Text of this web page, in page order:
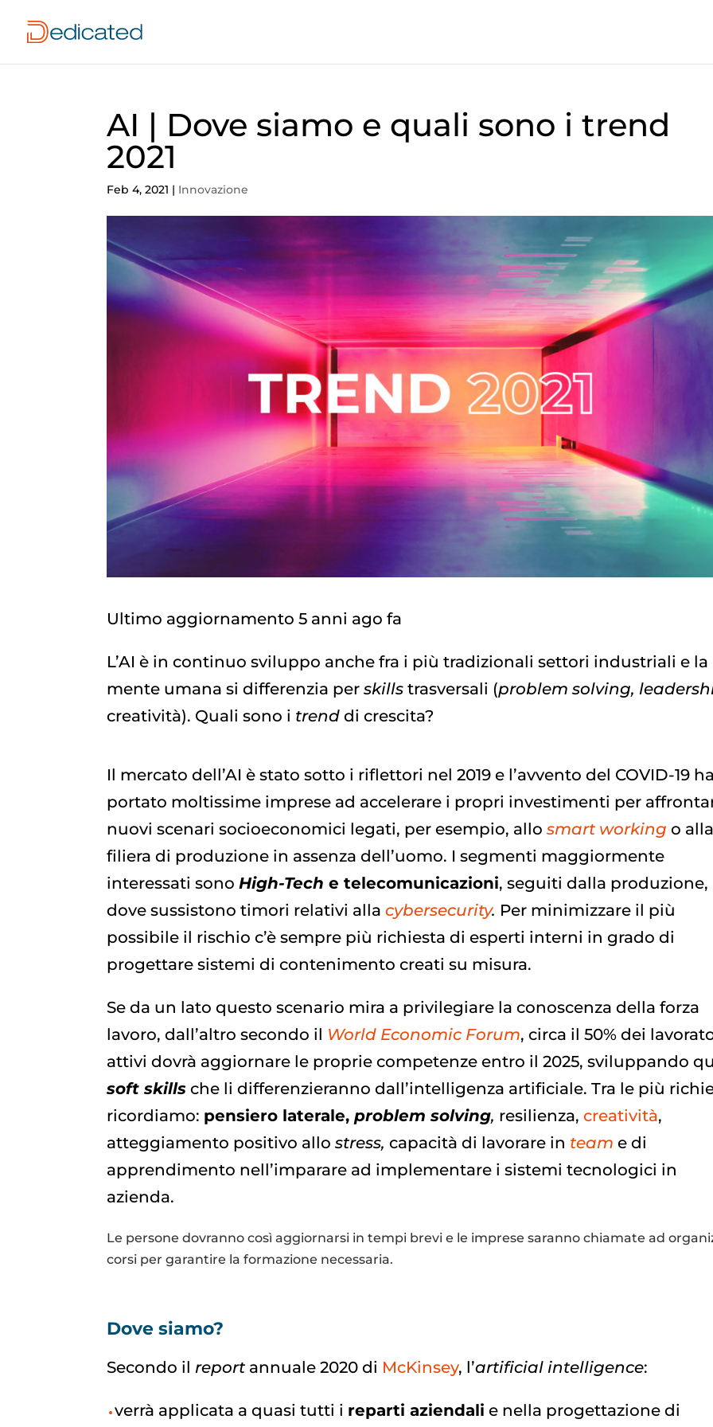
AI | Dove siamo e quali sono i trend
2021
Feb 4, 2021 | Innovazione
Ultimo aggiornamento 5 anni ago fa
L’AI è in continuo sviluppo anche fra i più tradizionali settori industriali e la
mente umana si differenzia perskillstrasversali (problem solving,
creatività). Quali sono i trenddi crescita?
Il mercato dell’AI è stato sotto i riflettori nel 2019 e l’avvento del COVID-19
portato moltissime imprese ad accelerare i propri investimenti per
nuovi scenari socioeconomici legati, per esempio, allosmart working o
filiera di produzione in assenza dell’uomo. I segmenti maggiormente
interessati sonoHigh-Teche telecomunicazioni, seguiti dalla produzione,
dove sussistono timori relativi allacybersecurity. Per minimizzare il più
possibile il rischio c’è sempre più richiesta di esperti interni in grado di
progettare sistemi di contenimento creati su misura.
Se da un lato questo scenario mira a privilegiare la conoscenza della forza
lavoro, dall’altro secondo il World Economic Forum, circa il 50% dei
attivi dovrà aggiornare le proprie competenze entro il 2025, sviluppando
soft skills che li differenzieranno dall’intelligenza artificiale. Tra le più
ricordiamo: pensiero laterale,problem solving, resilienza,creatività,
atteggiamento positivo allostress,capacità di lavorare in team e di
apprendimento nell’imparare ad implementare i sistemi tecnologici in
azienda.
Le persone dovranno così aggiornarsi in tempi brevi e le imprese saranno chiamate ad
corsi per garantire la formazione necessaria.
Dove siamo?
Secondo ilreport annuale 2020 di McKinsey, l’artificial intelligence:
verrà applicata a quasi tutti i reparti aziendali e nella progettazione di